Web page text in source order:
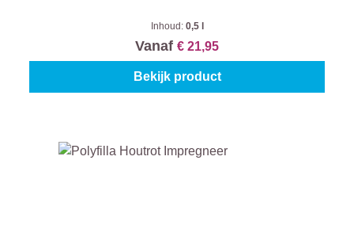
Inhoud: 0,5 l
Vanaf € 21,95
Bekijk product